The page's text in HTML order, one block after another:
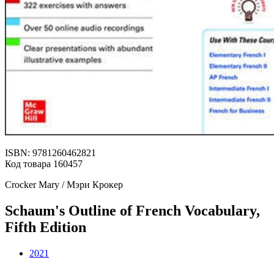
ISBN: 9781260462821
Код товара 160457
Crocker Mary / Мэри Крокер
Schaum's Outline of French Vocabulary,
Fifth Edition
2021